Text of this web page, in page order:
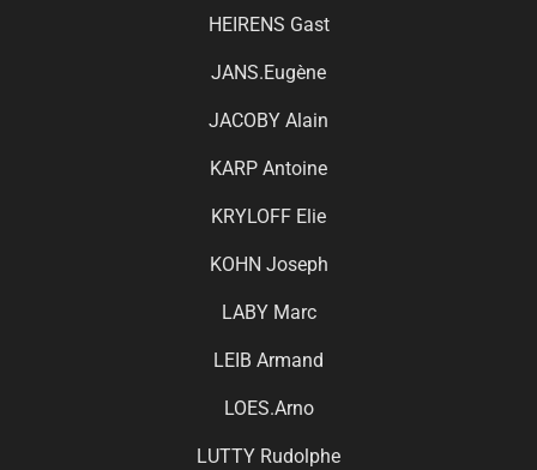
HEIRENS Gast
JANS.Eugène
JACOBY Alain
KARP Antoine
KRYLOFF Elie
KOHN Joseph
LABY Marc
LEIB Armand
LOES.Arno
LUTTY Rudolphe